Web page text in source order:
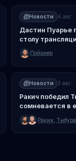
Новости 4 авг.
Дастин Пуарье
столу
Пойриер
Новости 3 авг.
Ракич победил
сомневается в
Ракик, Тыбура